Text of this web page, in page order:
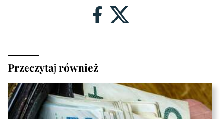
Przeczytaj również